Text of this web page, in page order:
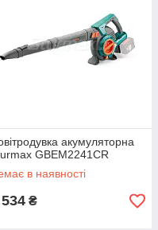
акумуляторна
GBEM2241CR
в наявності
₴